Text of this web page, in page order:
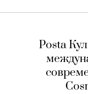
Posta